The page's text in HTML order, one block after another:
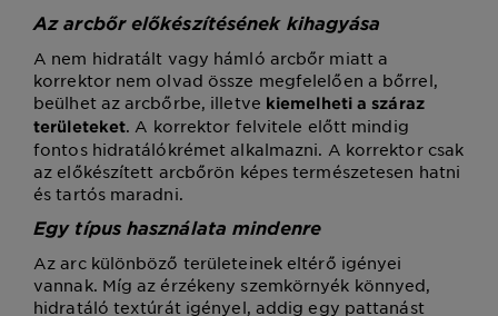
Az arcbőr előkészítésének kihagyása
A nem hidratált vagy hámló arcbőr miatt a
korrektor nem olvad össze megfelelően a bőrrel,
beülhet az arcbőrbe, illetve kiemelheti a száraz
területeket. A korrektor felvitele előtt mindig
fontos hidratálókrémet alkalmazni. A korrektor csak
az előkészített arcbőrön képes természetesen hatni
és tartós maradni.
Egy típus használata mindenre
Az arc különböző területeinek eltérő igényei
vannak. Míg az érzékeny szemkörnyék könnyed,
hidratáló textúrát igényel, addig egy pattanást